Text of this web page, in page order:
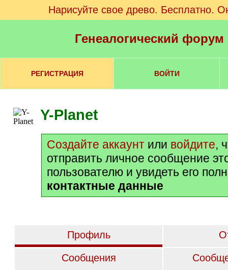
Нарисуйте свое древо. Бесплатно.
Генеалогический
РЕГИСТРАЦИЯ ВОЙТИ
Y-Planet
Создайте аккаунт или войдите,
отправить личное сообщение
пользователю и увидеть его
контактные данные
Профиль
Сообщения